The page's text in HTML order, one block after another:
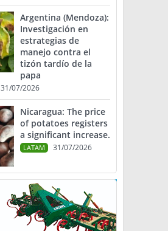
Argentina (Mendoza):
Investigación en
estrategias de
manejo contra el
tizón tardío de la
papa
31/07/2026
Nicaragua: The price
of potatoes registers
a significant increase.
LATAM 31/07/2026